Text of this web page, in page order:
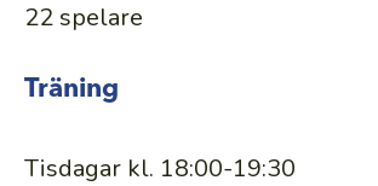
22 spelare
Träning
Tisdagar kl. 18:00-19:30